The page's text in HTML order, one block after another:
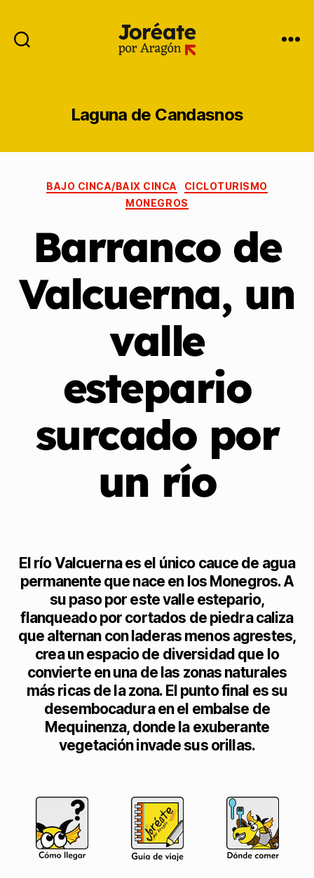
Laguna de Candasnos
BAJO CINCA/BAIX CINCA
CICLOTURISMO
MONEGROS
Barranco de
Valcuerna, un
valle
estepario
surcado por
un río
El río Valcuerna es el único cauce de agua
permanente que nace en los Monegros. A
su paso por este valle estepario,
flanqueado por cortados de piedra caliza
que alternan con laderas menos agrestes,
crea un espacio de diversidad que lo
convierte en una de las zonas naturales
más ricas de la zona. El punto final es su
desembocadura en el embalse de
Mequinenza, donde la exuberante
vegetación invade sus orillas.